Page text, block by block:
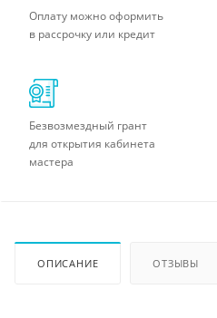
Оплату можно оформить
в рассрочку или кредит
Безвозмездный грант
для открытия кабинета
мастера
ОПИСАНИЕ ОТЗЫВЫ